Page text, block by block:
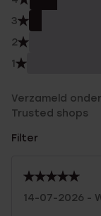
3
2
1
Verzameld
Trusted shops
Filter
14-07-2026 -